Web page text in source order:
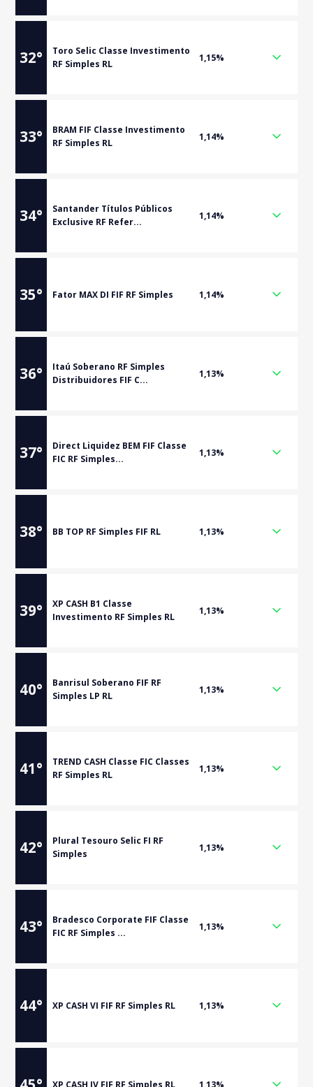
32°
Toro Selic Classe Investimento
RF Simples RL
1,15%
33°
BRAM FIF Classe Investimento
RF Simples RL
1,14%
34°
Santander Títulos Públicos
Exclusive RF Refer...
1,14%
35° Fator MAX DI FIF RF Simples 1,14%
36°
Itaú Soberano RF Simples
Distribuidores FIF C...
1,13%
37°
Direct Liquidez BEM FIF Classe
FIC RF Simples...
1,13%
38° BB TOP RF Simples FIF RL 1,13%
39°
XP CASH B1 Classe
Investimento RF Simples RL
1,13%
40°
Banrisul Soberano FIF RF
Simples LP RL
1,13%
41°
TREND CASH Classe FIC Classes
RF Simples RL
1,13%
42°
Plural Tesouro Selic FI RF
Simples
1,13%
43°
Bradesco Corporate FIF Classe
FIC RF Simples ...
1,13%
44° XP CASH VI FIF RF Simples RL 1,13%
XP CASH IV FIF RF Simples RL 1,13%